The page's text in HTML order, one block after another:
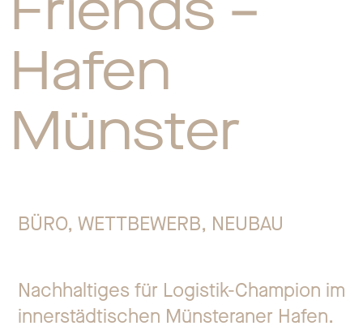
Hafen
Münster
BÜRO, WETTBEWERB, NEUBAU
Nachhaltiges für Logistik-Champion im
innerstädtischen Münsteraner Hafen.